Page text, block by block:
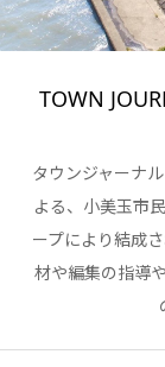
TOWN
タウンジャーナ
よる、小美玉市
ープにより結成
材や編集の指導